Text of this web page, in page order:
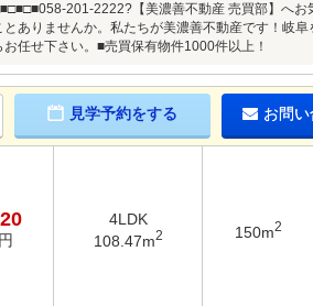
201-2222?【美濃善不動産 売買部】へお
ありませんか。私たちが美濃善不動産です！岐阜
任せ下さい。■売買保有物件1000件以上！
見学予約をする お問
4LDK
108.47m2 150m2